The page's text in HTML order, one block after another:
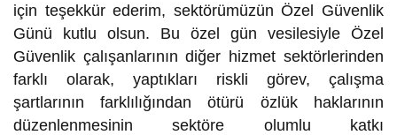
için teşekkür ederim, sektörümüzün Özel Güvenlik
Günü kutlu olsun. Bu özel gün vesilesiyle Özel
Güvenlik çalışanlarının diğer hizmet sektörlerinden
farklı olarak, yaptıkları riskli görev, çalışma
şartlarının farklılığından ötürü özlük haklarının
düzenlenmesinin sektöre olumlu katkı